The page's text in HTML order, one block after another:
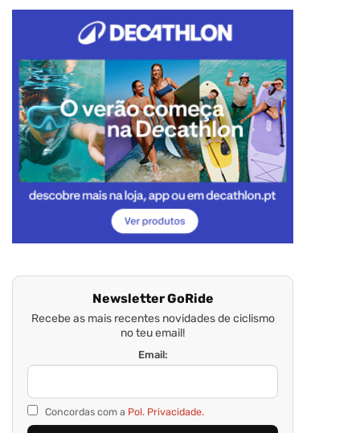
Newsletter GoRide
Recebe as mais recentes novidades de ciclismo
no teu email!
Email:
Concordas com a Pol. Privacidade.